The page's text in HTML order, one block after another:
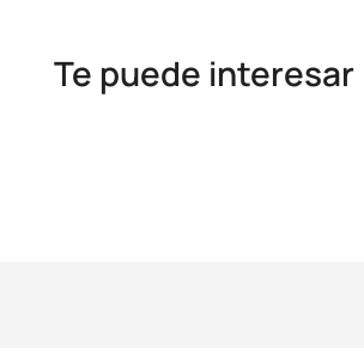
Te puede interesar